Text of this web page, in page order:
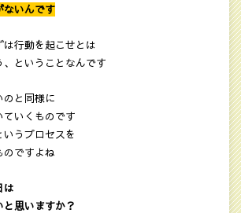
ないんです
は行動を起こせとは
ということなんです
のと同様に
ていくものです
うプロセスを
のですよね
は
思いますか？